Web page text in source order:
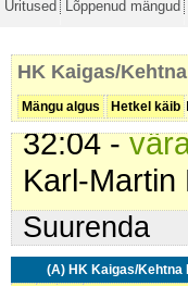
Üritused Lõppenud mängud
HK Kaigas/
Mängu algus Hetkel käib
31:16 -
- 15
32:04 -
Karl-Martin
Suurenda
(A) HK Kaigas/Kehtna